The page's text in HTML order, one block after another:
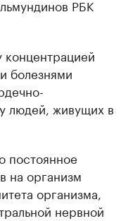
РБК
концентрацией
болезнями
людей, живущих в
постоянное
на организм
организма,
нервной